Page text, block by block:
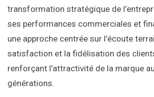
transformation stratégique de
ses performances commerciales et
une approche centrée sur l’écoute
satisfaction et la fidélisation des
renforçant l’attractivité de la marque
générations.